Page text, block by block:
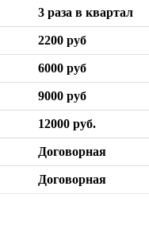
3 раза в квартал
2200 руб
6000 руб
9000 руб
12000 руб.
Договорная
Договорная